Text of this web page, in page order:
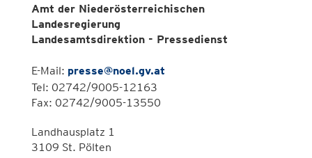
Amt der Niederösterreichischen
Landesregierung
Landesamtsdirektion - Pressedienst
E-Mail: presse@noel.gv.at
Tel: 02742/9005-12163
Fax: 02742/9005-13550
Landhausplatz 1
3109 St. Pölten